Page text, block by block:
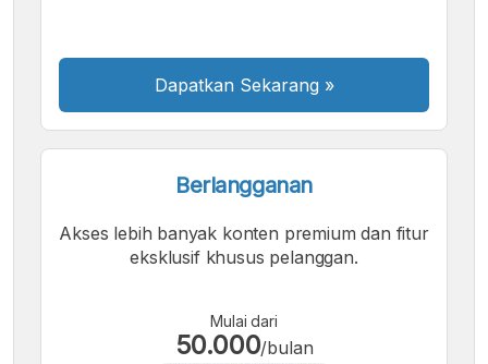
Dapatkan Sekarang »
Berlangganan
Akses lebih banyak konten premium dan fitur
eksklusif khusus pelanggan.
Mulai dari
50.000/bulan